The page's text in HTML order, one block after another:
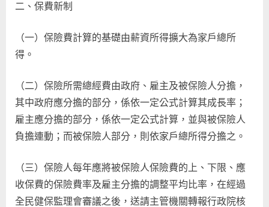
二、保費新制
（一）保險費計算的基礎由薪資所得擴大為家戶總所
得。
（二）保險所需總經費由政府、雇主及被保險人分擔，
其中政府應分擔的部分，係依一定公式計算其成長率；
雇主應分擔的部分，係依一定公式計算，並與被保險人
負擔連動；而被保險人部分，則依家戶總所得分擔之。
（三）保險人每年應將被保險人保險費的上、下限、應
收保費的保險費率及雇主分擔的調整平均比率，在經過
全民健保監理會審議之後，送請主管機關轉報行政院核